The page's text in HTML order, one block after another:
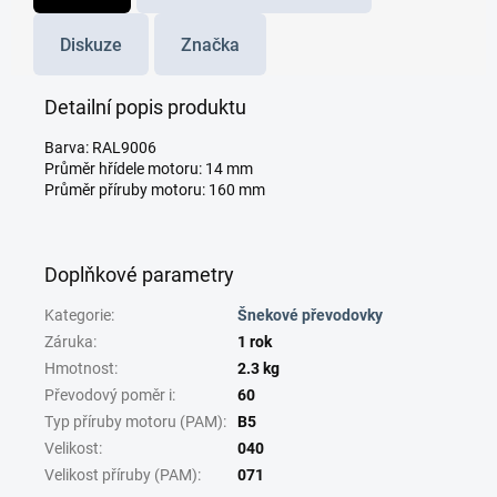
Diskuze Značka
Detailní popis produktu
Barva: RAL9006
Průměr hřídele motoru: 14 mm
Průměr příruby motoru: 160 mm
Doplňkové parametry
Kategorie:
Šnekové převodovky
Záruka:
1 rok
Hmotnost:
2.3 kg
Převodový poměr i:
60
Typ příruby motoru (PAM):
B5
Velikost:
040
Velikost příruby (PAM): 071